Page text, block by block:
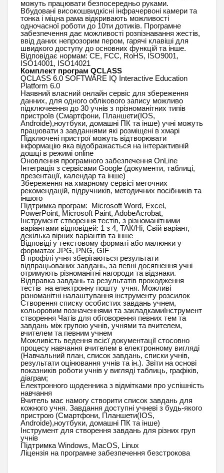
можуть працювати безпосередньо руками.
Вбудовані високошвидкісні інфрачервоні камери та
тонка і міцна рама відкривають можливості
одночасної роботи до 10ти дотиків. Програмне
забезпечення дає можливості розпізнавання жестів,
ввід даних непрозорим пером, гарячі клавіші для
швидкого доступу до основних функцій та інше.
Відповідає нормам: CE, FCC, RoHS, ISO9001,
ISO14001, ISO14021
Комплект програм QCLASS
QCLASS 6.0 SOFTWARE IQ Interactive Education
Platform 6.0
Наявний власний онлайн сервіс для збереження
данних, для одного облікового запису можливо
підключеення до 30 учнів з прізноманітних типів
пристроїв (Смартфони, Планшети(IOS,
Androide),ноутбуки, домашні ПК та інше) учні можуть
працювати з завданнями які розміщені в хмарі
Підключені пристрої можуть відтворювати
інформацію яка відображається на інтерактивній
дошці в режимі online
Оновлення програмного забезпечення OnLine
Інтеграція з сервісами Google (документи, таблиці,
презентації, календар та інше)
Збереження на хмарному сервісі меточних
рекомендацій, підручників, методичних посібників та
іншого
Підтримка програм: Microsoft Word, Excel,
PowerPoint, Microsoft Paint, AdobeAcrobat,
Інструмент створення тестів, з різноманітними
варіантами відповідей: 1 з 4, ТАК/Ні, Свій варіант,
декілька вірних варіантів та інше
Відповіді у текстовому форматі або малюнки у
форматах JPG, PNG, GIF
В профілі учня зберігаються результати
відпрацьованих завдань, за певні досягнення учні
отримують різноманітні нагороди та відзнаки.
Відправка завдань та результатів проходження
тестів на електронну пошту учня. Можливі
різноманітні налаштування інструменту розсилок
Створення списку особистих завдань учнем,
кольоровим позначеннями та закладкамиІнструмент
створення Чатів для обговорення певних тем та
завдань між групою учнів, учнями та вчителем,
вчителем та певним учнем
Можливість ведення всієї документації стосовно
процесу навчання вчителем в електронному вигляді
(Навчальний план, список завдань, списки учнів,
результати оцінювання учнів та ін.). Звіти на основі
показників роботи учнів у вигляді таблиць, графіків,
діаграм;
Електронного щоденника з відмітками про успішність
навчання
Вчитель має намогу створити список завдань для
кожного учня. Завдання доступні учневі з будь-якого
пристрою (Смартфони, Планшети(IOS,
Androide),ноутбуки, домашні ПК та інше)
Інструмент для створення завдань для різних груп
учнів
Підтримка Windows, MacOS, Linux
Ліцензія на програмне забезпечення безстрокова